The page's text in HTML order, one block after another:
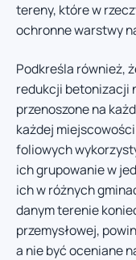
tereny, które w
ochronne warstwy
Podkreśla również,
redukcji betonizacji
przenoszone na
każdej
foliowych
ich grupowanie w
ich w różnych
danym terenie
przemysłowej,
a nie być oceniane